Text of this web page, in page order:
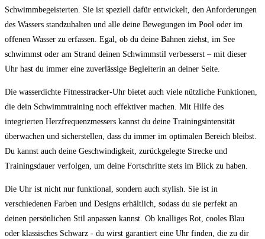
Schwimmbegeisterten. Sie ist speziell dafür entwickelt, den Anforderungen
des Wassers standzuhalten und alle deine ⁣Bewegungen im Pool oder ⁢im
‌offenen Wasser zu erfassen. ⁤Egal, ob ⁣du deine Bahnen ​ziehst, im‍ See
schwimmst oder ‍am Strand deinen Schwimmstil ‍verbesserst – mit dieser⁤
Uhr hast du⁤ immer eine zuverlässige Begleiterin an deiner⁣ Seite.
Die wasserdichte Fitnesstracker-Uhr ⁤bietet ⁣auch viele nützliche Funktionen,
die dein Schwimmtraining noch effektiver machen. Mit Hilfe des
integrierten Herzfrequenzmessers ⁤kannst du deine Trainingsintensität
überwachen und sicherstellen, dass du immer im ⁤optimalen‌ Bereich bleibst.
Du kannst auch deine Geschwindigkeit, zurückgelegte Strecke und
Trainingsdauer⁤ verfolgen, um deine Fortschritte stets im ⁤Blick zu haben.
Die⁢ Uhr ist ⁢nicht nur funktional, sondern‍ auch​ stylish. Sie‍ ist in
⁢verschiedenen Farben und Designs⁤ erhältlich, sodass du sie perfekt an
deinen persönlichen Stil anpassen⁤ kannst. Ob knalliges Rot, ⁢cooles Blau
oder⁤ klassisches Schwarz⁤ -‍ du wirst garantiert eine Uhr finden, die​ zu⁣ dir